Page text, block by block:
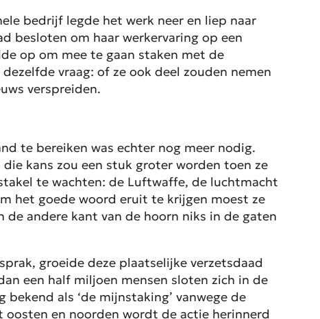
bedrijf legde het werk neer en liep naar
besloten om haar werkervaring op een
op om mee te gaan staken met de
vraag: of ze ook deel zouden nemen
verspreiden.
te bereiken was echter nog meer nodig.
kans zou een stuk groter worden toen ze
te wachten: de Luftwaffe, de luchtmacht
het goede woord eruit te krijgen moest ze
andere kant van de hoorn niks in de gaten
groeide deze plaatselijke verzetsdaad
een half miljoen mensen sloten zich in de
als ‘de mijnstaking’ vanwege de
en noorden wordt de actie herinnerd